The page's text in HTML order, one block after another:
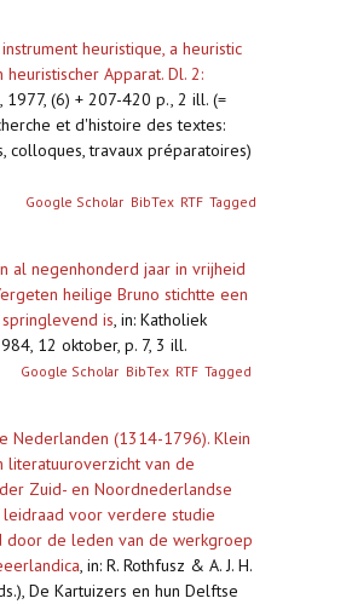
instrument heuristique, a heuristic
heuristischer Apparat. Dl. 2:
1977, (6) + 207-420 p., 2 ill. (=
et d'histoire des textes:
colloques, travaux préparatoires)
Google Scholar BibTex RTF Tagged
al negenhonderd jaar in vrijheid
heilige Bruno stichtte een
is, in: Katholiek
12 oktober, p. 7, 3 ill.
Google Scholar BibTex RTF Tagged
Nederlanden (1314-1796). Klein
literatuuroverzicht van de
Zuid- en Noordnederlandse
leidraad voor verdere studie
door de leden van de werkgroep
, in: R. Rothfusz & A. J. H.
De Kartuizers en hun Delftse